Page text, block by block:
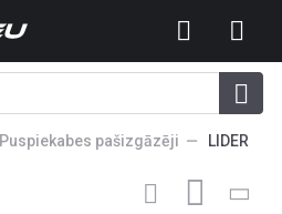
Puspiekabes pašizgāzēji LIDER
Lider 2026 MODEL NEW